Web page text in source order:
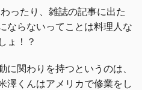
ったり、雑誌の記事に出た
ならないってことは料理人な
ょ！？
関わりを持つというのは、
澤くんはアメリカで修業をし